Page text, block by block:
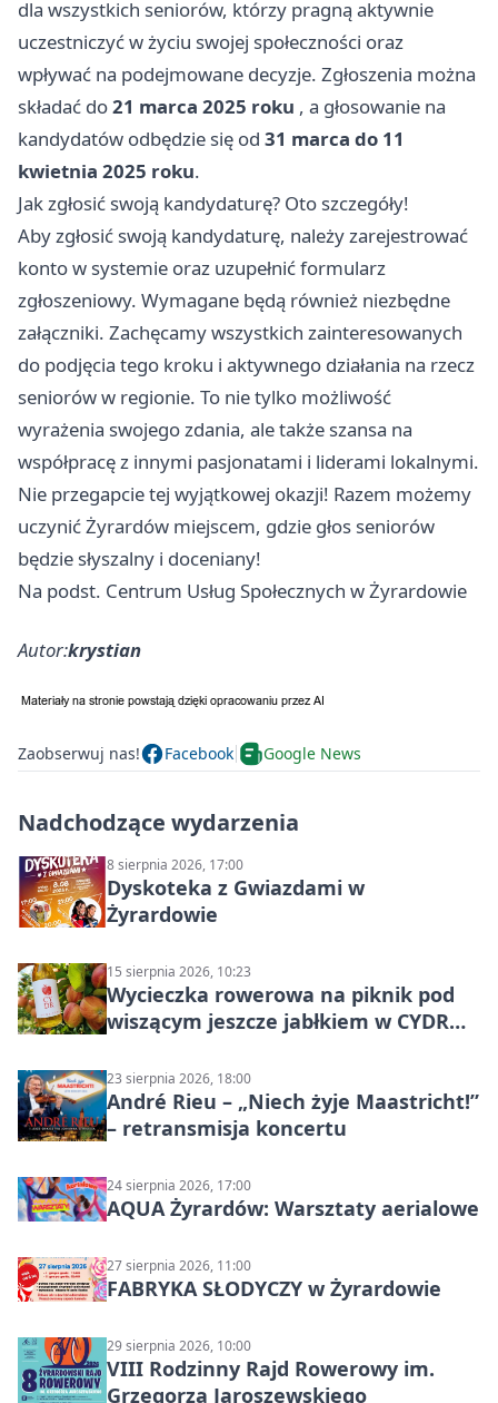
dla wszystkich seniorów, którzy pragną aktywnie
uczestniczyć w życiu swojej społeczności oraz
wpływać na podejmowane decyzje. Zgłoszenia można
składać do21 marca 2025 roku , a głosowanie na
kandydatów odbędzie się od 31 marca do 11
kwietnia 2025 roku.
Jak zgłosić swoją kandydaturę? Oto szczegóły!
Aby zgłosić swoją kandydaturę, należy zarejestrować
konto w systemie oraz uzupełnić formularz
zgłoszeniowy. Wymagane będą również niezbędne
załączniki. Zachęcamy wszystkich zainteresowanych
do podjęcia tego kroku i aktywnego działania na rzecz
seniorów w regionie. To nie tylko możliwość
wyrażenia swojego zdania, ale także szansa na
współpracę z innymi pasjonatami i liderami lokalnymi.
Nie przegapcie tej wyjątkowej okazji! Razem możemy
uczynić Żyrardów miejscem, gdzie głos seniorów
będzie słyszalny i doceniany!
Na podst. Centrum Usług Społecznych w Żyrardowie
Autor:krystian
Zaobserwuj nas! Facebook Google News
Nadchodzące wydarzenia
8 sierpnia 2026, 17:00
Dyskoteka z Gwiazdami w
Żyrardowie
15 sierpnia 2026, 10:23
Wycieczka rowerowa na piknik pod
wiszącym jeszcze jabłkiem w CYDR
23 sierpnia 2026, 18:00
André Rieu – „Niech żyje Maastricht!”
– retransmisja koncertu
24 sierpnia 2026, 17:00
AQUA Żyrardów: Warsztaty aerialowe
27 sierpnia 2026, 11:00
FABRYKA SŁODYCZY w Żyrardowie
29 sierpnia 2026, 10:00
VIII Rodzinny Rajd Rowerowy im.
Grzegorza Jaroszewskiego